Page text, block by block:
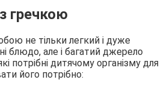
гречкою
не тільки легкий і дуже
блюдо, але і багатий джерело
потрібні дитячому організму для
його потрібно: